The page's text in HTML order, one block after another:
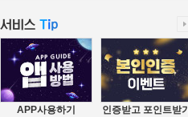
APP사용하기 인증받고 포인트받기